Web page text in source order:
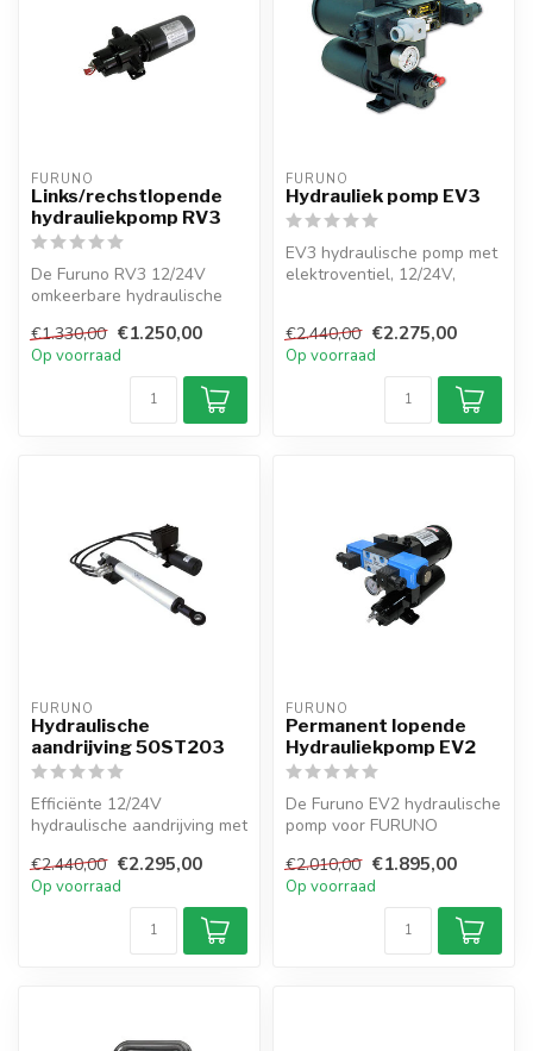
FURUNO
Links/rechstlopende
hydrauliekpomp RV3
De Furuno RV3 12/24V
omkeerbare hydraulische
autopiloten. Met 6...
€1.330,00 €1.250,00
Op voorraad
FURUNO
Hydrauliek pomp EV3
EV3 hydraulische pomp met
elektroventiel, 12/24V,
€2.440,00 €2.275,00
Op voorraad
FURUNO
Hydraulische
aandrijving 50ST203
Efficiënte 12/24V
hydraulische aandrijving met
L/min debi...
€2.440,00 €2.295,00
Op voorraad
FURUNO
Permanent lopende
Hydrauliekpomp EV2
De Furuno EV2 hydraulische
pomp voor FURUNO
elektroventiel, 12/2...
€2.010,00 €1.895,00
Op voorraad